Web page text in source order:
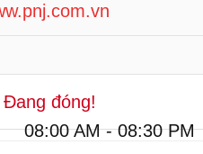
Đang đóng!
08:00 AM - 08:30 PM